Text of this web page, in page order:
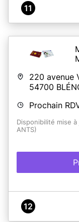
11
220 avenue
54700
Prochain
Disponibilité mise
ANTS)
12